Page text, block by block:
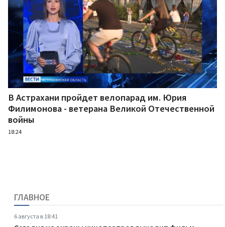
В Астрахани пройдет велопарад им. Юрия
Филимонова - ветерана Великой Отечественной
войны
18:24
ГЛАВНОЕ
6 августа в 18:41